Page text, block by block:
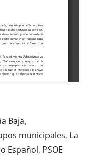
Baja,
municipales, La
Español, PSOE